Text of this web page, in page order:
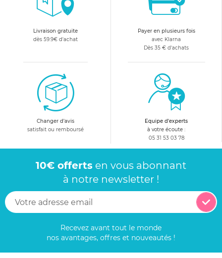
Livraison gratuite
dès 59.9€ d'achat
Payer en plusieurs fois
avec Klarna
Dès 35 € d'achats
Changer d'avis
satisfait ou remboursé
Equipe d'experts
à votre écoute :
05 31 53 03 78
10€ offerts en vous abonnant
à notre newsletter !
Recevez avant tout le monde
nos avantages, offres et nouveautés !